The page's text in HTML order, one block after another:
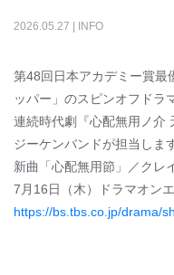
2026.05.27 INFO
第48回日本アカデミー賞最
ッパー」のスピンオフドラ
連続時代劇『心配無用ノ介
ジーケンバンドが担当しま
新曲「心配無用節」／クレ
7月16日（木）ドラマオン
https://bs.tbs.co.jp/drama/